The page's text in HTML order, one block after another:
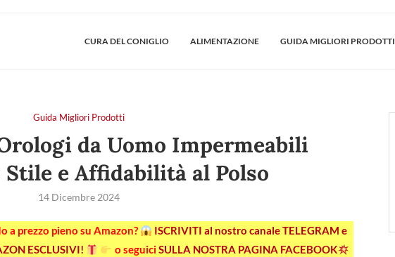
CURA DEL CONIGLIO ALIMENTAZIONE GUIDA MIGLIORI PRODOTTI
Guida Migliori Prodotti
da Uomo Impermeabili
e Affidabilità al Polso
14 Dicembre 2024
a prezzo pieno su Amazon?
ISCRIVITI al nostro canale TELEGRAM e
ESCLUSIVI!
o seguiciSULLA NOSTRA PAGINA FACEBOOK